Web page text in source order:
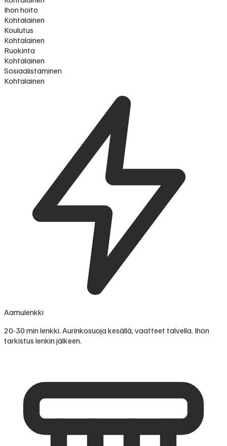
Ihon hoito
Kohtalainen
Koulutus
Kohtalainen
Ruokinta
Kohtalainen
Sosiaalistaminen
Kohtalainen
Aamulenkki
20-30 min lenkki. Aurinkosuoja kesällä, vaatteet talvella. Ihon
tarkistus lenkin jälkeen.